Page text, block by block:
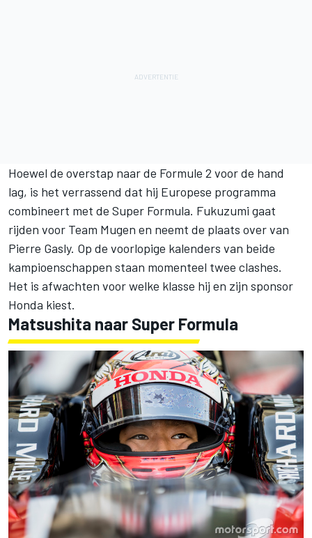
Hoewel de overstap naar de Formule 2 voor de hand
lag, is het verrassend dat hij Europese programma
combineert met de Super Formula. Fukuzumi gaat
rijden voor Team Mugen en neemt de plaats over van
Pierre Gasly. Op de voorlopige kalenders van beide
kampioenschappen staan momenteel twee clashes.
Het is afwachten voor welke klasse hij en zijn sponsor
Honda kiest.
Matsushita naar Super Formula